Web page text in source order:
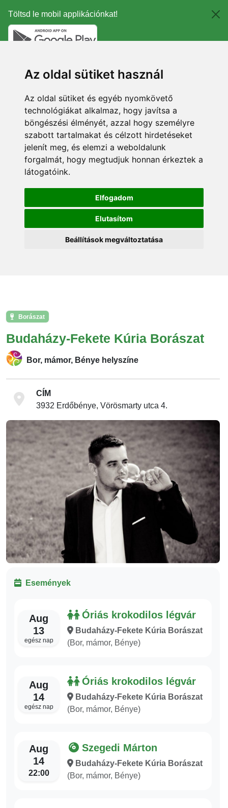
Töltsd le mobil applikációnkat!
Az oldal sütiket használ
Az oldal sütiket és egyéb nyomkövető
technológiákat alkalmaz, hogy javítsa a
böngészési élményét, azzal hogy személyre
szabott tartalmakat és célzott hirdetéseket
jelenít meg, és elemzi a weboldalunk
forgalmát, hogy megtudjuk honnan érkeztek a
látogatóink.
Elfogadom
Elutasítom
Beállítások megváltoztatása
Borászat
Budaházy-Fekete Kúria Borászat
Bor, mámor, Bénye helyszíne
CÍM
3932 Erdőbénye, Vörösmarty utca 4.
Események
Aug
13
egész nap
Óriás krokodilos légvár
Budaházy-Fekete Kúria Borászat
(Bor, mámor, Bénye)
Aug
14
egész nap
Óriás krokodilos légvár
Budaházy-Fekete Kúria Borászat
(Bor, mámor, Bénye)
Aug
14
22:00
Szegedi Márton
Budaházy-Fekete Kúria Borászat
(Bor, mámor, Bénye)